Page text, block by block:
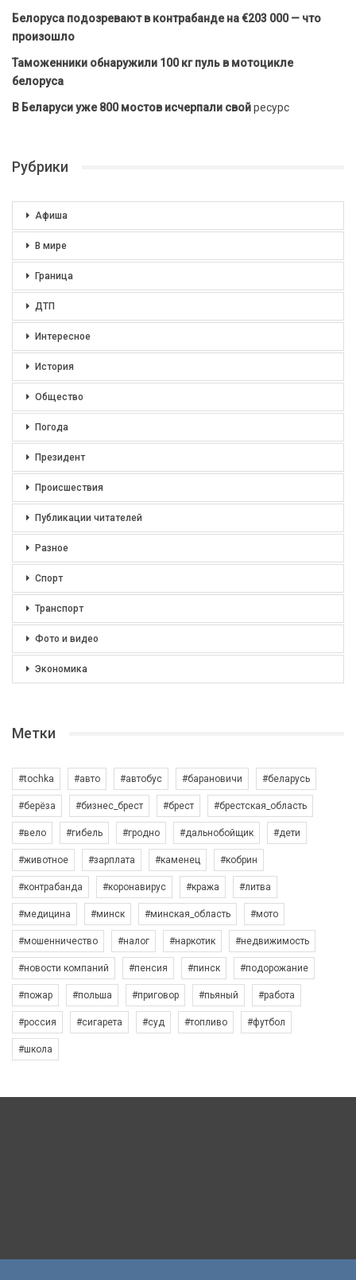
Белоруса подозревают в контрабанде на €203 000 — что
произошло
Таможенники обнаружили 100 кг пуль в мотоцикле
белоруса
В Беларуси уже 800 мостов исчерпали свойресурс
Рубрики
Афиша
В мире
Граница
ДТП
Интересное
История
Общество
Погода
Президент
Происшествия
Публикации читателей
Разное
Спорт
Транспорт
Фото и видео
Экономика
Метки
#tochka #авто #автобус #барановичи #беларусь
#берёза #бизнес_брест #брест #брестская_область
#вело #гибель #гродно #дальнобойщик #дети
#животное #зарплата #каменец #кобрин
#контрабанда #коронавирус #кража #литва
#медицина #минск #минская_область #мото
#мошенничество #налог #наркотик #недвижимость
#новости компаний #пенсия #пинск #подорожание
#пожар #польша #приговор #пьяный #работа
#россия #сигарета #суд #топливо #футбол
#школа